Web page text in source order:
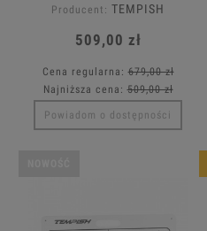
Producent: TEMPISH
509,00 zł
Cena regularna:679,00 zł
Najniższa cena:509,00 zł
Powiadom o dostępności